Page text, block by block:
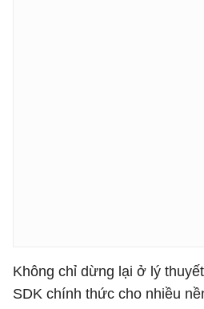
Không chỉ dừng lại ở lý
SDK chính thức cho nhiều